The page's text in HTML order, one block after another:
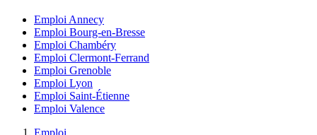
Emploi Annecy
Emploi Bourg-en-Bresse
Emploi Chambéry
Emploi Clermont-Ferrand
Emploi Grenoble
Emploi Lyon
Emploi Saint-Étienne
Emploi Valence